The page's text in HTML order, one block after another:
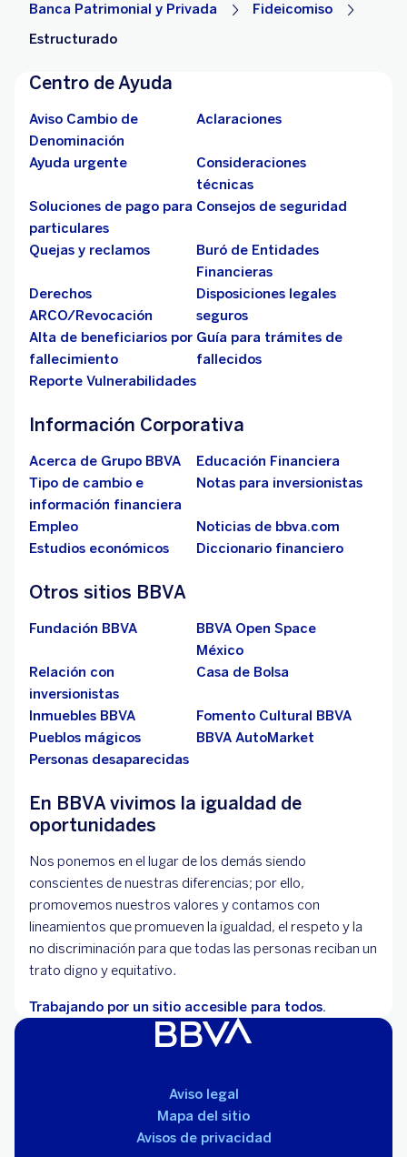
Banca Patrimonial y Privada
Fideicomiso
Estructurado
Centro de Ayuda
Aviso Cambio de
Denominación
Aclaraciones
Ayuda urgente
Consideraciones
técnicas
Soluciones de pago para
particulares
Consejos de seguridad
Quejas y reclamos
Buró de Entidades
Financieras
Derechos
ARCO/Revocación
Disposiciones legales
seguros
Alta de beneficiarios por
fallecimiento
Guía para trámites de
fallecidos
Reporte Vulnerabilidades
Información Corporativa
Acerca de Grupo BBVA
Educación Financiera
Tipo de cambio e
información financiera
Notas para inversionistas
Empleo
Noticias de bbva.com
Estudios económicos
Diccionario financiero
Otros sitios BBVA
Fundación BBVA
BBVA Open Space
México
Relación con
inversionistas
Casa de Bolsa
Inmuebles BBVA
Fomento Cultural BBVA
Pueblos mágicos
BBVA AutoMarket
Personas desaparecidas
En BBVA vivimos la igualdad de
oportunidades
Nos ponemos en el lugar de los demás siendo
conscientes de nuestras diferencias; por ello,
promovemos nuestros valores y contamos con
lineamientos que promueven la igualdad, el respeto y la
no discriminación para que todas las personas reciban un
trato digno y equitativo.
Trabajando por un sitio accesible para todos.
Aviso legal
Mapa del sitio
Avisos de privacidad